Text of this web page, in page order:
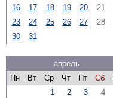
16
17 18 19 20 21
23
24 25 26 27 28
30
31
апрель
Пн
Вт Ср Чт Пт Сб
1
2 3 4